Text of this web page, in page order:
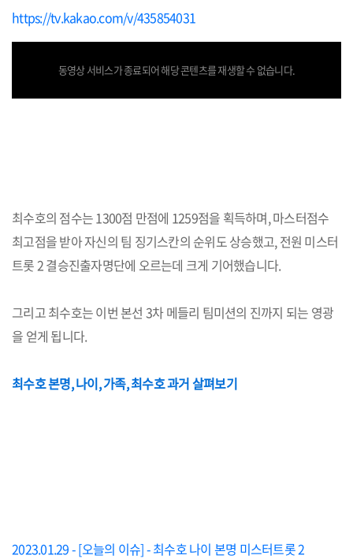
https://tv.kakao.com/v/435854031
동영상 서비스가 종료되어 해당 콘텐츠를 재생할 수 없습니다.
최수호의 점수는 1300점 만점에 1259점을 획득하며, 마스터점수
최고점을 받아 자신의 팀 징기스칸의 순위도 상승했고, 전원 미스터
트롯 2 결승진출자명단에 오르는데 크게 기어했습니다.
그리고 최수호는 이번 본선 3차 메들리 팀미션의 진까지 되는 영광
을 얻게 됩니다.
최수호 본명, 나이, 가족, 최수호 과거 살펴보기
2023.01.29 - [오늘의 이슈] - 최수호 나이 본명 미스터트롯 2